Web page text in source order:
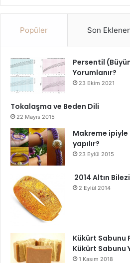
Popüler Son
Persentil
Yorumlanır?
23 Ekim 2021
Tokalaşma ve Beden Dili
22 Mayıs 2015
Makreme ipiyle
yapılır?
23 Eylül 2015
2014 Altın
2 Eylül 2014
Kükürt Sabunu
Kükürt Sabunu
1 Kasım 2018